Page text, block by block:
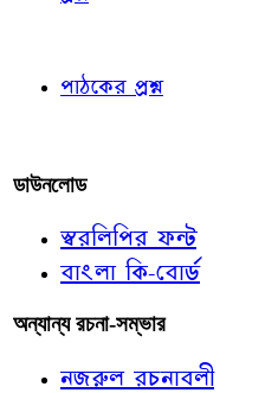
পাঠকের প্রশ্ন
ডাউনলোড
স্বরলিপির ফন্ট
বাংলা কি-বোর্ড
অন্যান্য রচনা-সম্ভার
নজরুল রচনাবলী